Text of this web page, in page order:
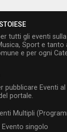
tutti gli eventi
Sport e
e per ogni
pubblicare Eventi
portale.
Multipli
singolo